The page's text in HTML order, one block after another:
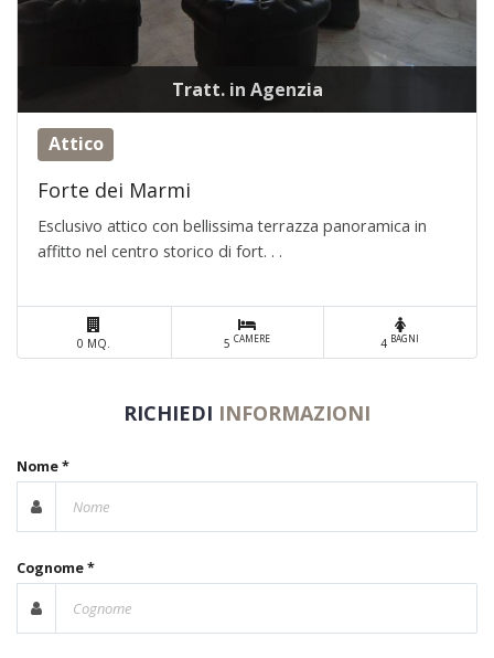
Tratt. in Agenzia
Attico
Forte dei Marmi
Esclusivo attico con bellissima terrazza panoramica in
affitto nel centro storico di fort. . .
0 MQ. 5CAMERE 4 BAGNI
RICHIEDI INFORMAZIONI
Nome *
Cognome *